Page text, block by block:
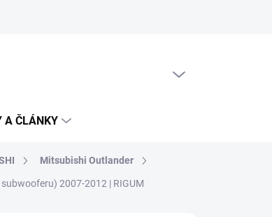
řád
A ČLÁNKY
Mitsubishi Outlander
2007-2012 | RIGUM